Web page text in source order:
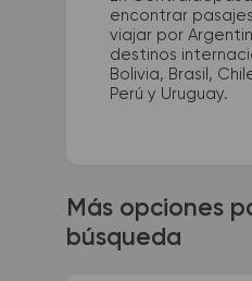
encontrar
viajar por
destinos
Bolivia, Brasil,
Perú y Uruguay.
Más opciones
búsqueda